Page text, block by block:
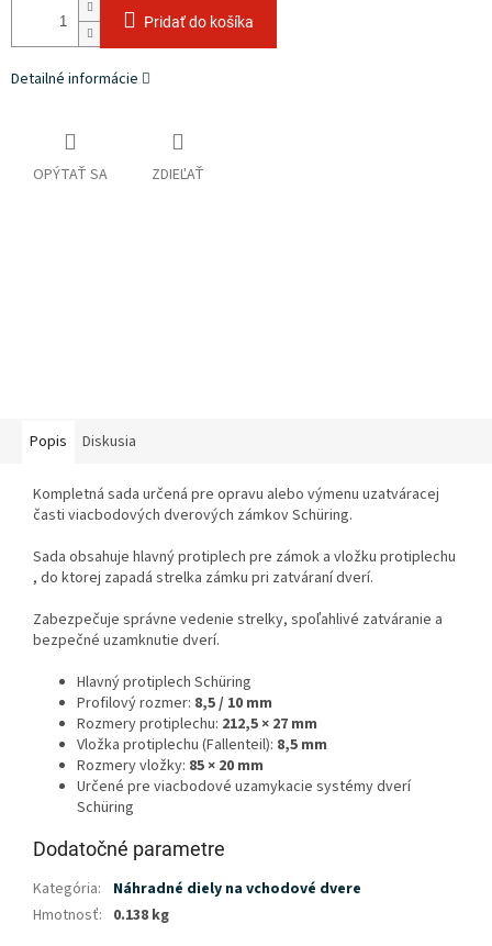
Pridať do košíka
Detailné informácie
OPÝTAŤ SA ZDIEĽAŤ
Popis Diskusia
Kompletná sada určená pre opravu alebo výmenu uzatváracej
časti viacbodových dverových zámkov Schüring.
Sada obsahuje hlavný protiplech pre zámok a vložku protiplechu
, do ktorej zapadá strelka zámku pri zatváraní dverí.
Zabezpečuje správne vedenie strelky, spoľahlivé zatváranie a
bezpečné uzamknutie dverí.
Hlavný protiplech Schüring
Profilový rozmer: 8,5 / 10 mm
Rozmery protiplechu: 212,5 × 27 mm
Vložka protiplechu (Fallenteil): 8,5 mm
Rozmery vložky: 85 × 20 mm
Určené pre viacbodové uzamykacie systémy dverí
Schüring
Dodatočné parametre
Kategória:
Náhradné diely na vchodové dvere
Hmotnosť: 0.138 kg